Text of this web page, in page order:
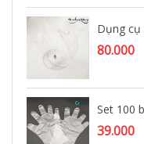
Dụng
80.000
Set 100
39.000